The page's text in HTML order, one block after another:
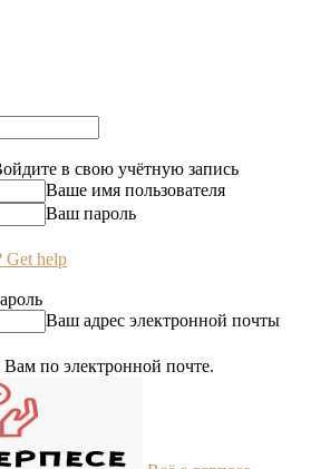
в свою учётную запись
Ваше имя пользователя
Ваш пароль
Get help
Ваш адрес электронной почты
по электронной почте.